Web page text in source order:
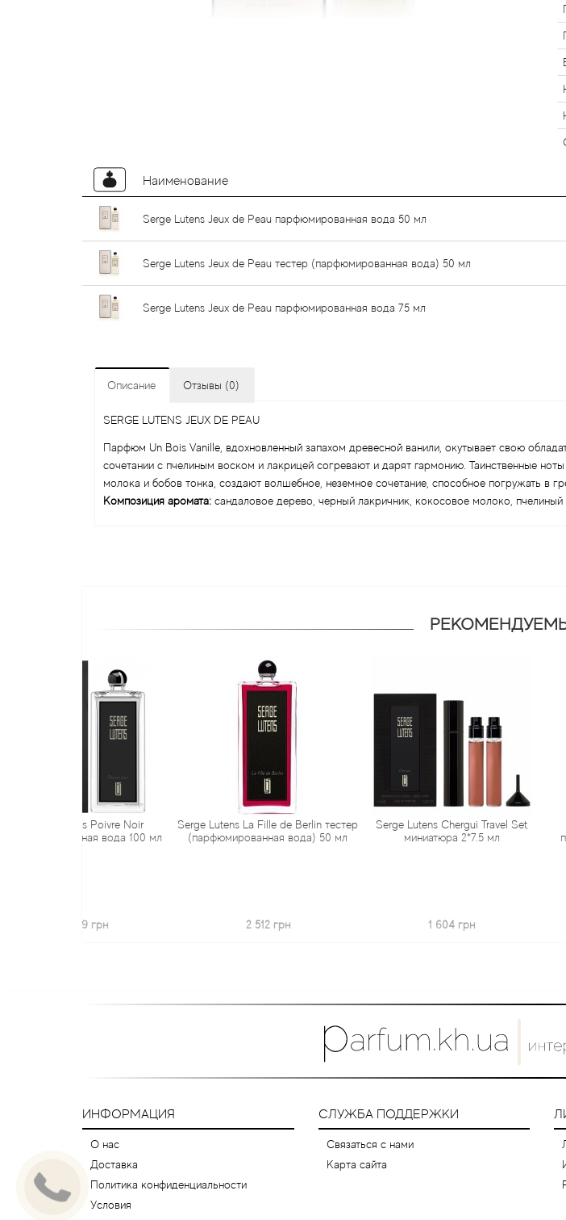
Наименование
Serge Lutens Jeux de Peau парфюмированная вода 50 мл
Serge Lutens Jeux de Peau тестер (парфюмированная вода) 50 мл
Serge Lutens Jeux de Peau парфюмированная вода 75 мл
Описание Отзывы (0)
SERGE LUTENS JEUX DE PEAU
Парфюм Un Bois Vanille, вдохновленный запахом древесной ванили, окутывает свою
сочетании с пчелиным воском и лакрицей согревают и дарят гармонию. Таинственные
молока и бобов тонка, создают волшебное, неземное сочетание, способное погружать в
Композиция аромата: сандаловое дерево, черный лакричник, кокосовое молоко,
вода 100 мл
Serge Lutens La Fille de Berlin тестер
(парфюмированная вода) 50 мл
Serge Lutens Chergui Travel Set
миниатюра 2*7.5 мл
Serge Lutens
ИНФОРМАЦИЯ
О нас
Доставка
Политика конфиденциальности
Условия
СЛУЖБА ПОДДЕРЖКИ
Связаться с нами
Карта сайта